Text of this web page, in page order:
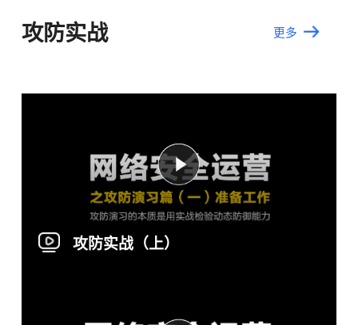
攻防实战 更多
攻防实战（上）